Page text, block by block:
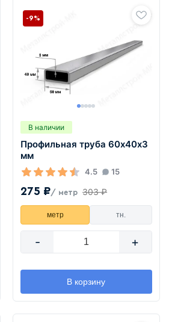
В наличии
Профильная труба 60х40х3
мм
4.5 15
275 ₽/ метр 303 ₽
-9%
метр тн.
- +
В корзину